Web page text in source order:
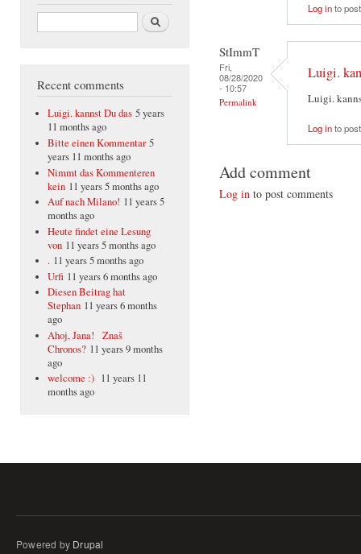
Search
Recent comments
Luigi. kannst Du das 5 years
11 months ago
Bitte einen Kommentar 5
years 11 months ago
Nimmt das Kommenteren
kein 11 years 5 months ago
Auf nach Milano! 11 years 5
months ago
Heute findet eine Lesung
von 11 years 5 months ago
. 11 years 5 months ago
Urfi 11 years 6 months ago
Diesen Beitrag hat
Stephan 11 years 6 months
ago
Ahoj, Jana! Znaš
Chronos? 11 years 9 months
ago
welcome :) 11 years 11
months ago
Log into
StImmT
Fri,
08/28/2020
- 10:57
Permalink
Luigi.
Luigi.
Log into
Add comment
Log in to post comments
Powered by Drupal